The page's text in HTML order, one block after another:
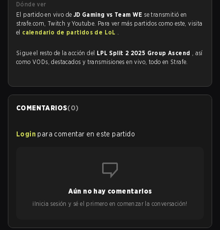
Dónde ver
El partido en vivo de JD Gaming vs Team WE se transmitió en
strafe.com, Twitch y Youtube. Para ver más partidos como este, visita
el calendario de partidos de LoL .
Sigue el resto de la acción del LPL Split 2 2025 Group Ascend , así
como VODs, destacados y transmisiones en vivo, todo en Strafe.
COMENTARIOS(0)
Login para comentar en este partido
Aún no hay comentarios
¡Inicia sesión y sé el primero en comenzar la conversación!